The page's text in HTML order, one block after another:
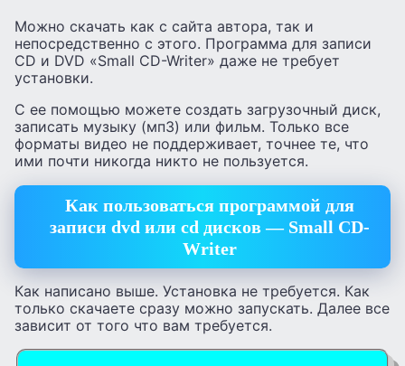
Можно скачать как с сайта автора, так и
непосредственно с этого. Программа для записи
CD и DVD «Small CD-Writer» даже не требует
установки.
С ее помощью можете создать загрузочный диск,
записать музыку (мп3) или фильм. Только все
форматы видео не поддерживает, точнее те, что
ими почти никогда никто не пользуется.
Как пользоваться программой для
записи dvd или cd дисков — Small CD-
Writer
Как написано выше. Установка не требуется. Как
только скачаете сразу можно запускать. Далее все
зависит от того что вам требуется.